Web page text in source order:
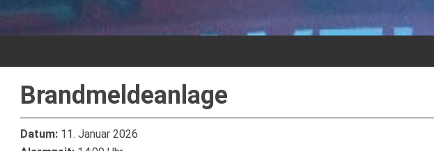
Brandmeldeanlage
Datum: 11. Januar 2026